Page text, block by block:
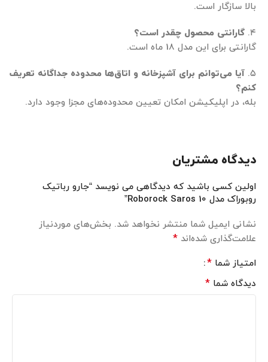
بالا سازگار است.
۴. گارانتی محصول چقدر است؟
گارانتی برای این مدل 18 ماه است.
۵. آیا می‌توانم برای آشپزخانه و اتاق‌ها محدوده جداگانه تعریف
کنم؟
بله، در اپلیکیشن امکان تعیین محدوده‌های مجزا وجود دارد.
دیدگاه مشتریان
اولین کسی باشید که دیدگاهی می نویسد “جارو رباتیک
روبوراک مدل Roborock Saros 10”
نشانی ایمیل شما منتشر نخواهد شد. بخش‌های موردنیاز
علامت‌گذاری شده‌اند *
امتیاز شما *
دیدگاه شما *